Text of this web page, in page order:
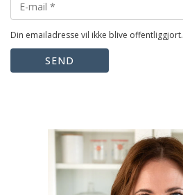
Din emailadresse vil ikke blive offentliggjort.
SEND